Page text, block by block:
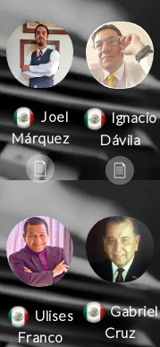
Joel
Márquez
Ignacio
Dávila
Ulises
Franco
Gabriel
Cruz